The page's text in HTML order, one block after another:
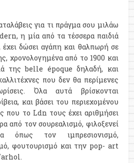
για τι πράγμα σου μιλάω
η μία από τα τέσσερα παιδιά
έχει δώσει αγάπη και θαλπωρή σε
χρονολογημένα από το 1900 και
της belle époque δηλαδή, και
που δεν θα περίμενες
Όλα αυτά βρίσκονται
και βάσει του περιεχομένου
που το Ldn τους έχει αριθμήσει
από τον σουρεαλισμό, φιλοξενεί
όπως τον ιμπρεσιονισμό,
φουτουρισμό και την pop- art